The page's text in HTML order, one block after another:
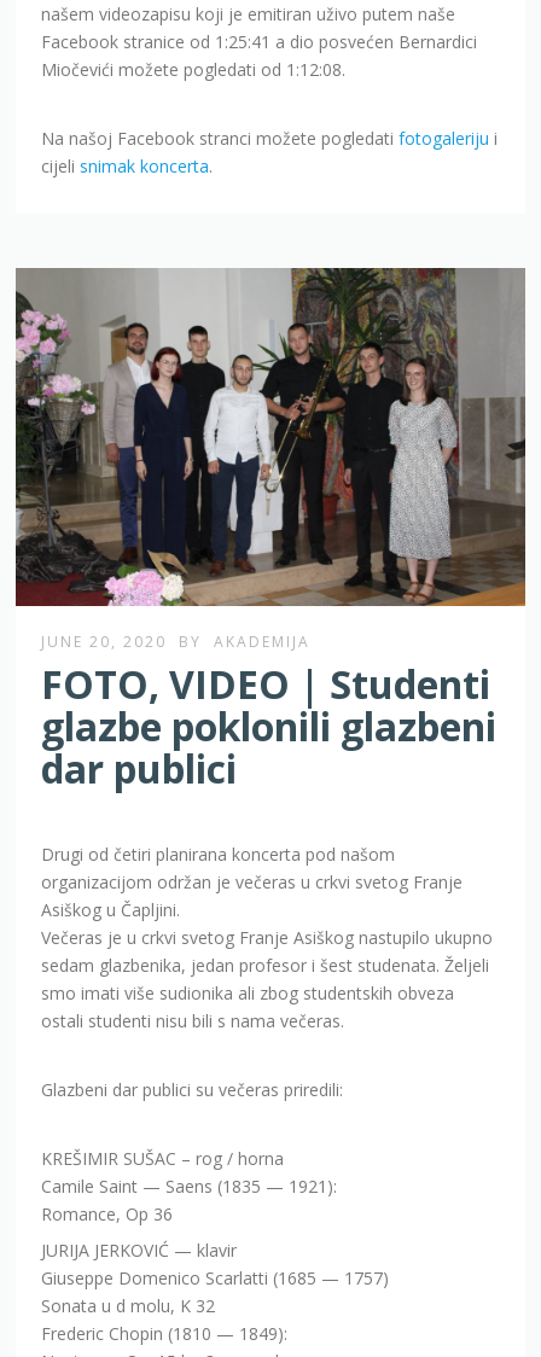
našem videozapisu koji je emitiran uživo putem naše
Facebook stranice od 1:25:41 a dio posvećen Bernardici
Miočevići možete pogledati od 1:12:08.
Na našoj Facebook stranci možete pogledatifotogaleriju i
cijeli snimak koncerta.
JUNE 20, 2020 BY AKADEMIJA
FOTO, VIDEO | Studenti
glazbe poklonili glazbeni
dar publici
Drugi od četiri planirana koncerta pod našom
organizacijom održan je večeras u crkvi svetog Franje
Asiškog u Čapljini.
Večeras je u crkvi svetog Franje Asiškog nastupilo ukupno
sedam glazbenika, jedan profesor i šest studenata. Željeli
smo imati više sudionika ali zbog studentskih obveza
ostali studenti nisu bili s nama večeras.
Glazbeni dar publici su večeras priredili:
KREŠIMIR SUŠAC – rog / horna
Camile Saint — Saens (1835 — 1921):
Romance, Op 36
JURIJA JERKOVIĆ — klavir
Giuseppe Domenico Scarlatti (1685 — 1757)
Sonata u d molu, K 32
Frederic Chopin (1810 — 1849):